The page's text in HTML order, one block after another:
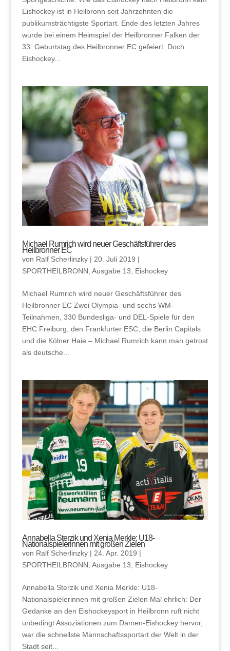
Eishockey ist in Heilbronn seit Jahrzehnten die
publikumsträchtigste Sportart. Ende des letzten Jahres
wurde bei einem Heimspiel der Heilbronner Falken der
33. Geburtstag des Heilbronner EC gefeiert. Doch
Eishockey...
Michael Rumrich wird neuer Geschäftsführer des
Heilbronner EC
von Ralf Scherlinzky| 20. Juli 2019 |
SPORTHEILBRONN Ausgabe 13 Eishockey
Michael Rumrich wird neuer Geschäftsführer des
Heilbronner EC Zwei Olympia- und sechs WM-
Teilnahmen, 330 Bundesliga- und DEL-Spiele für den
EHC Freiburg, den Frankfurter ESC, die Berlin Capitals
und die Kölner Haie – Michael Rumrich kann man getrost
als deutsche...
Annabella Sterzik und Xenia Merkle: U18-
Nationalspielerinnen mit großen Zielen
von Ralf Scherlinzky| 24. Apr. 2019 |
SPORTHEILBRONN Ausgabe 13 Eishockey
Annabella Sterzik und Xenia Merkle: U18-
Nationalspielerinnen mit großen Zielen Mal ehrlich: Der
Gedanke an den Eishockeysport in Heilbronn ruft nicht
unbedingt Assoziationen zum Damen-Eishockey hervor,
war die schnellste Mannschaftssportart der Welt in der
Stadt seit...